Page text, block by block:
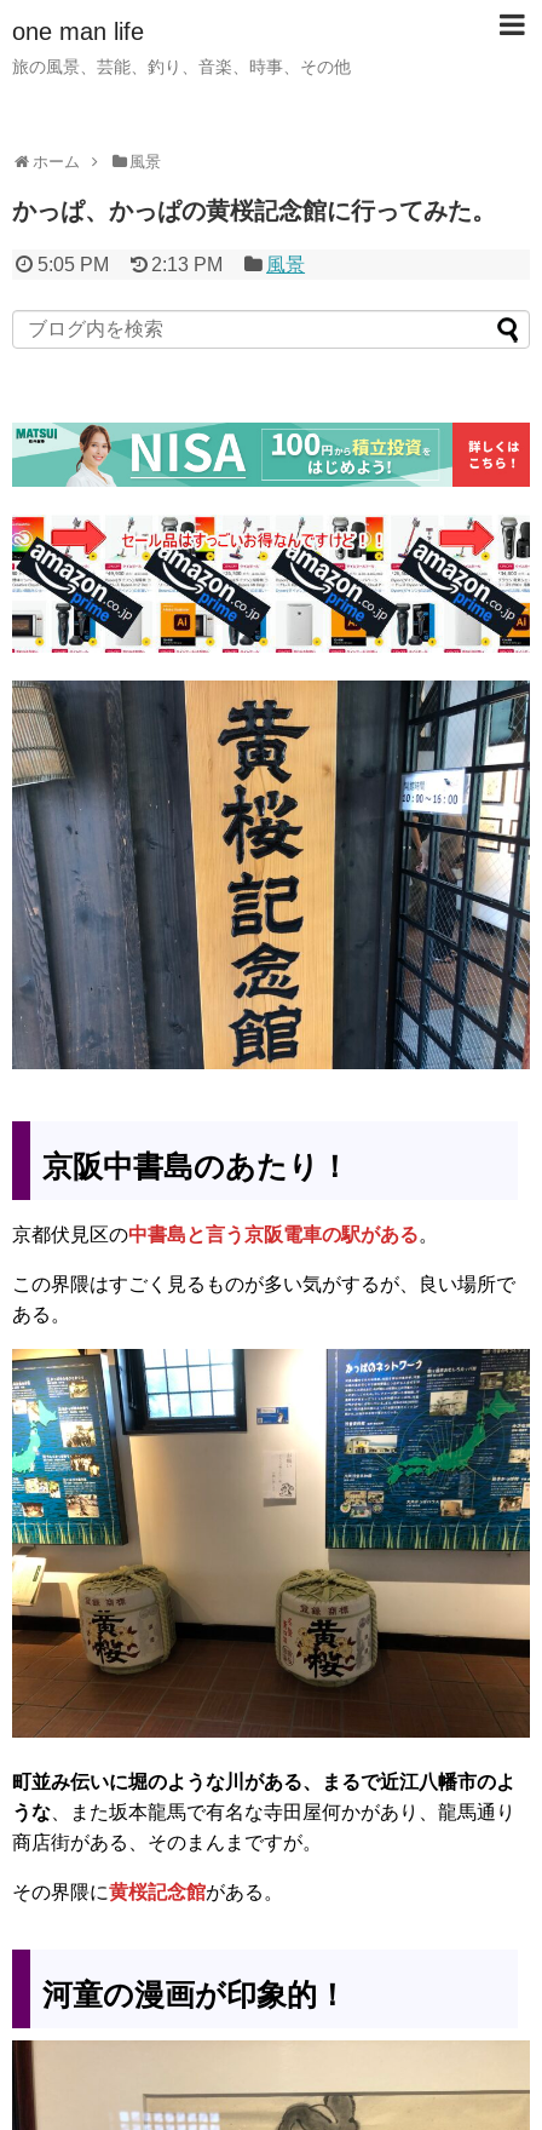
one man life
旅の風景、芸能、釣り、音楽、時事、その他
ホーム 風景
かっぱ、かっぱの黄桜記念館に行ってみた。
5:05 PM 2:13 PM 風景
京阪中書島のあたり！
京都伏見区の中書島と言う京阪電車の駅がある。
この界隈はすごく見るものが多い気がするが、良い場所で
ある。
町並み伝いに堀のような川がある、まるで近江八幡市のよ
うな 、また坂本龍馬で有名な寺田屋何かがあり、龍馬通り
商店街がある、そのまんまですが。
その界隈に黄桜記念館がある。
河童の漫画が印象的！